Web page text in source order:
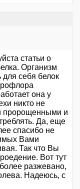
статьи о
Организм
для себя белок
она у
никто не
пророщенными и
Да, еще
спасибо не
Вами
Так что Вы
Вот тут
разжевано,
Надеюсь, с